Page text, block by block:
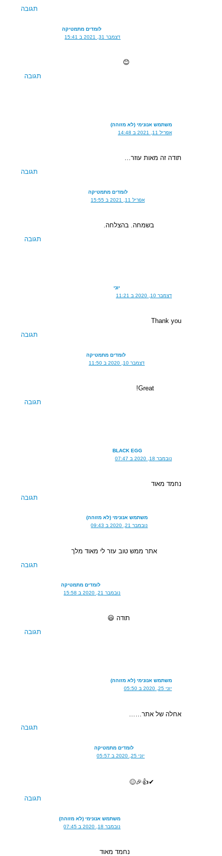
תגובה
לומדים מתמטיקה
דצמבר 31, 2021 ב 15:41
תגובה
משתמש אנונימי (לא מזוהה)
אפריל 11, 2021 ב 14:48
תודה זה מאות עוזר…
תגובה
לומדים מתמטיקה
אפריל 11, 2021 ב 15:55
בשמחה. בהצלחה.
תגובה
דצמבר 10, 2020 ב 11:21
Thank you
תגובה
לומדים מתמטיקה
דצמבר 10, 2020 ב 11:50
Great!
תגובה
BLACK EGG
נובמבר 18, 2020 ב 07:47
נחמד מאוד
תגובה
משתמש אנונימי (לא מזוהה)
נובמבר 21, 2020 ב 09:43
אתר ממש טוב עזר לי מאוד מלך
תגובה
לומדים מתמטיקה
נובמבר 21, 2020 ב 15:58
תודה 😃
תגובה
משתמש אנונימי (לא מזוהה)
יוני 25, 2020 ב 05:50
אחלה של אתר……
תגובה
לומדים מתמטיקה
יוני 25, 2020 ב 05:57
✔👍🎉😊
תגובה
משתמש אנונימי (לא מזוהה)
נובמבר 18, 2020 ב 07:45
נחמד מאוד